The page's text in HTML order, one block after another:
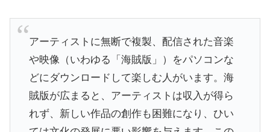
アーティストに無断で複製、配信された音楽
や映像（いわゆる「海賊版」）をパソコンな
どにダウンロードして楽しむ人がいます。海
賊版が広まると、アーティストは収入が得ら
れず、新しい作品の創作も困難になり、ひい